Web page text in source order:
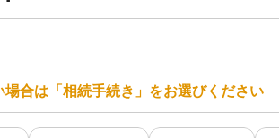
場合は「相続手続き」をお選びください